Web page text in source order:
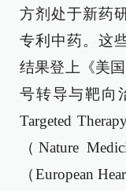
方剂处于新药
专利中药。这
结果登上《美
号转导与靶向
Targeted
（Nature
（European